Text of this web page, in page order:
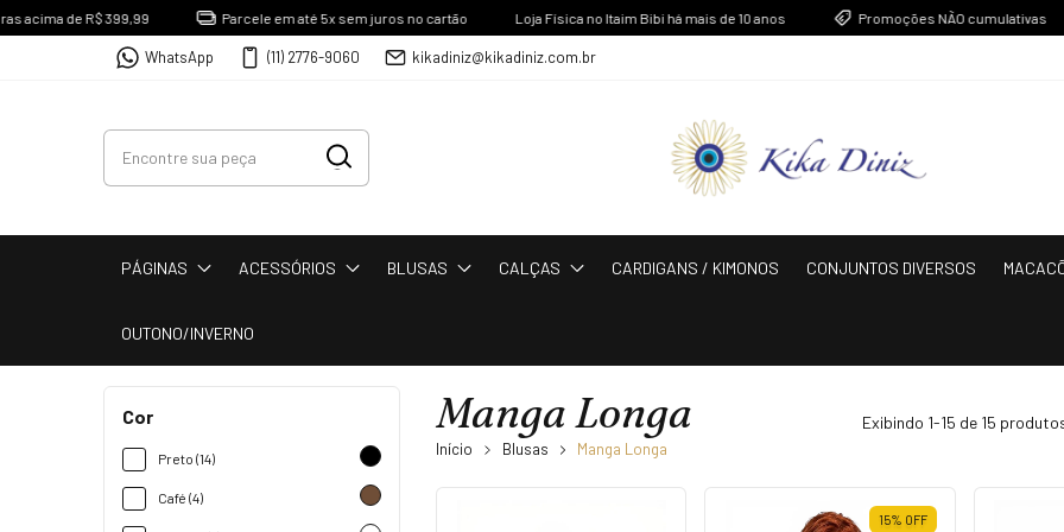
de R$ 399,99 Parcele em até 5x sem juros no cartão Loja Física no Itaim Bibi há mais de 10 anos Promoções NÃO cumulativas
WhatsApp (11) 2776-9060 kikadiniz@kikadiniz.com.br
PÁGINAS ACESSÓRIOS BLUSAS CALÇAS CARDIGANS / KIMONOS CONJUNTOS DIVERSOS
OUTONO/INVERNO
Cor
Preto (14)
Café (4)
Manga Longa
Início Blusas Manga Longa
Exibindo 1-15 de 15
15% OFF